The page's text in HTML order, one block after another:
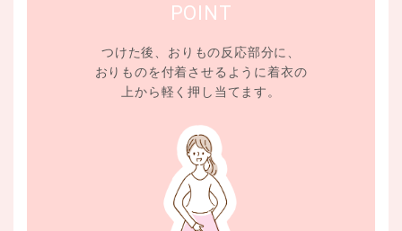
POINT
つけた後、おりもの反応部分に、
おりものを付着させるように着衣の
上から軽く押し当てます。